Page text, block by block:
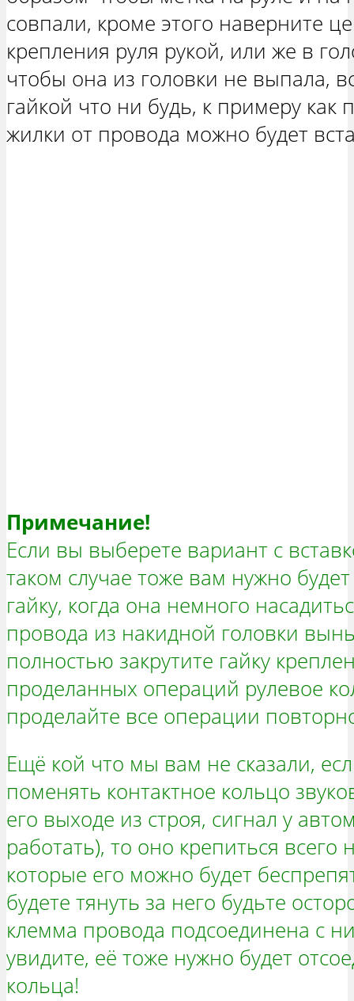
совпали, кроме этого наверните
крепления руля рукой, или же в
чтобы она из головки не выпала,
гайкой что ни будь, к примеру как
жилки от провода можно будет
Примечание!
Если вы выберете вариант с
таком случае тоже вам нужно
гайку, когда она немного
провода из накидной головки
полностью закрутите гайку
проделанных операций рулевое
проделайте все операции
Ещё кой что мы вам не сказали,
поменять контактное кольцо
его выходе из строя, сигнал у
работать), то оно крепиться всего
которые его можно будет
будете тянуть за него будьте
клемма провода подсоединена с
увидите, её тоже нужно будет
кольца!